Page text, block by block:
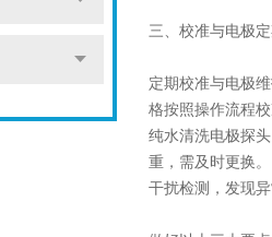
三、校准与电极
定期校准与电极
格按照操作流程
纯水清洗电极探
重，需及时更换
干扰检测，发现